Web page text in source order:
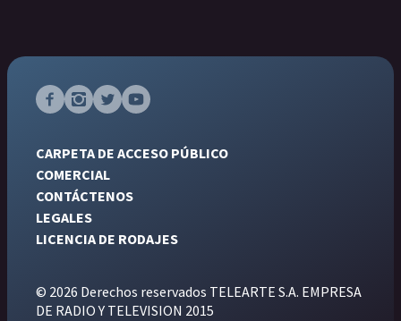
CARPETA DE ACCESO PÚBLICO
COMERCIAL
CONTÁCTENOS
LEGALES
LICENCIA DE RODAJES
© 2026 Derechos reservados TELEARTE S.A. EMPRESA
DE RADIO Y TELEVISION 2015